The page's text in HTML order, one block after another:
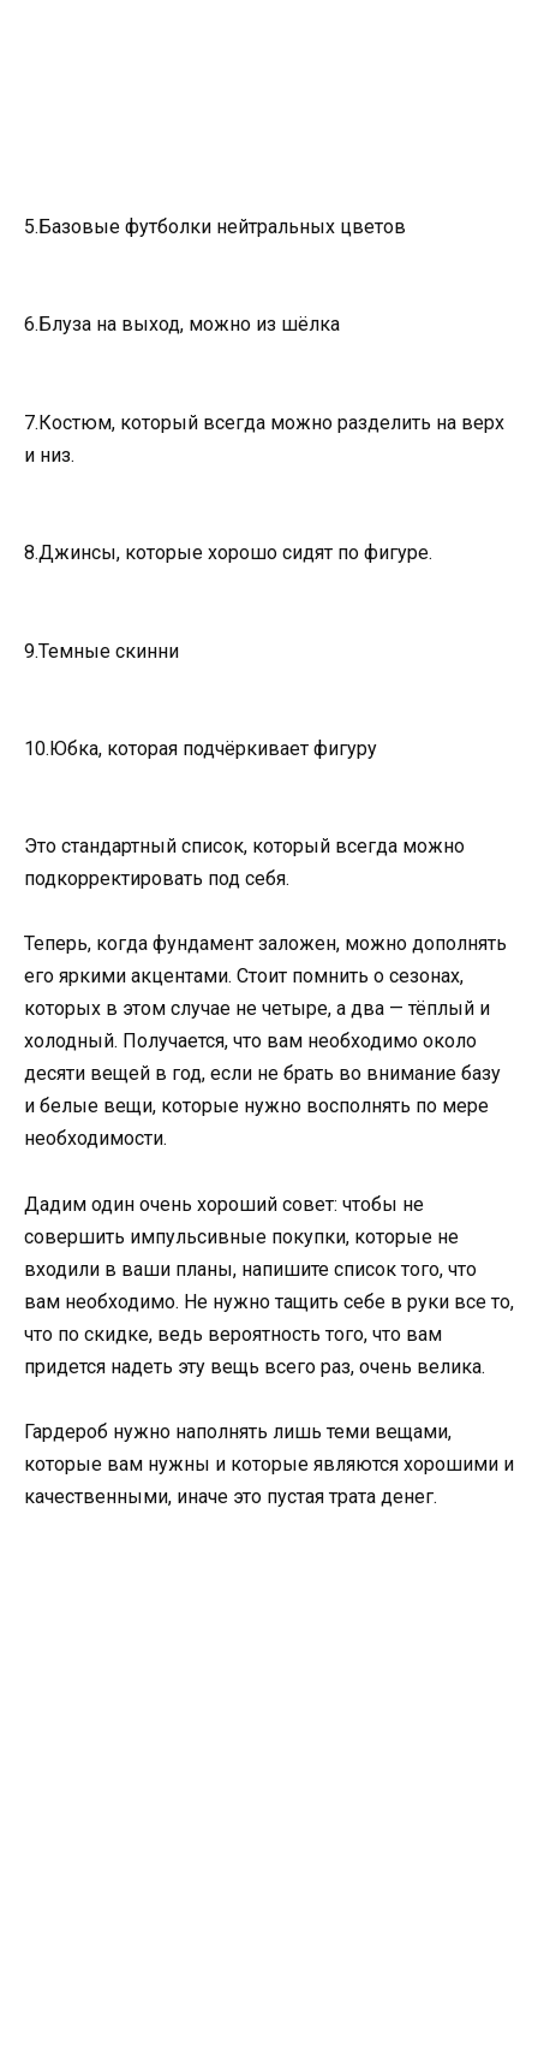
5.Базовые футболки нейтральных цветов
6.Блуза на выход, можно из шёлка
7.Костюм, который всегда можно разделить на верх
и низ.
8.Джинсы, которые хорошо сидят по фигуре.
9.Темные скинни
10.Юбка, которая подчёркивает фигуру
Это стандартный список, который всегда можно
подкорректировать под себя.
Теперь, когда фундамент заложен, можно дополнять
его яркими акцентами. Стоит помнить о сезонах,
которых в этом случае не четыре, а два — тёплый и
холодный. Получается, что вам необходимо около
десяти вещей в год, если не брать во внимание базу
и белые вещи, которые нужно восполнять по мере
необходимости.
Дадим один очень хороший совет: чтобы не
совершить импульсивные покупки, которые не
входили в ваши планы, напишите список того, что
вам необходимо. Не нужно тащить себе в руки все то,
что по скидке, ведь вероятность того, что вам
придется надеть эту вещь всего раз, очень велика.
Гардероб нужно наполнять лишь теми вещами,
которые вам нужны и которые являются хорошими и
качественными, иначе это пустая трата денег.